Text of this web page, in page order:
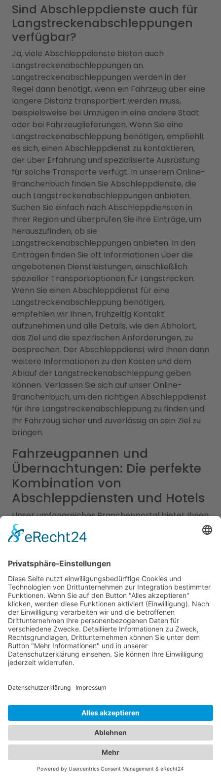
Sind Abschleppdienste auch für
Langstreckenabschleppungen
verfügbar?
Ja, viele Abschleppdienste bieten auch
Langstreckenabschleppungen an.
Langstreckenabschleppungen werden in der
Regel dann benötigt, wenn ein Fahrzeug über eine
längere Distanz transportiert werden muss,
beispielsweise bei Umzügen in eine andere Stadt
oder bei Fahrzeuglieferungen. Wenn Sie eine
Langstreckenabschleppung benötigen, empfiehlt
es sich, einen Abschleppdienst zu kontaktieren,
der über Erfahrung und spezialisierte Ausrüstung
für solche Transporte verfügt. In unserem Online-
Branchenbuch finden Sie Abschleppdienste, die
auch Langstreckenabschleppungen anbieten.
Suchen Sie einfach nach Abschleppdiensten in
Ihrer Region und überprüfen Sie ihre Einträge, um
herauszufinden, ob sie
Langstreckenabschleppungen anbieten. In den
Einträgen finden Sie oft Informationen über die
angebotenen Dienstleistungen, einschließlich
spezieller Transportoptionen für Langstrecken.
Wenn Sie einen Abschleppdienst für eine
Langstreckenabschleppung benötigen,
empfehlen wir Ihnen, frühzeitig Kontakt
aufzunehmen und alle Details, wie den Abholort,
das Ziel und die spezifischen Anforderungen, zu
besprechen. Der Abschleppdienst wird Ihnen dann
weitere Informationen zu den Kosten und dem
Ablauf der Langstreckenabschleppung geben
können. Verlassen Sie sich auf unser Online-
Branchenbuch, um den richtigen Abschleppdienst
für Ihre Langstreckenabschleppung zu finden und
Ihr Fahrzeug sicher und zuverlässig an sein Ziel zu
bringen.
Fahrzeugpannen und
Übernachtungen: Die perfekte
Kombination von
Abschleppdiensten und Hotels
Unser umfangreiches Branchenportal bietet Ihnen
nicht nur alle Informationen zu zuverlässigen
Abschleppdiensten, sondern auch eine Vielzahl an
einemHotel Gablingen. Wir verstehen, dass sowohl
die Sicherheit Ihres Fahrzeugs als auch der
Komfort Ihrer Unterkunft von großer Bedeutung
sind. Entdecken Sie eine breite Auswahl an Hotels
in verschiedenen Preiskategorien und für
unterschiedliche Bedürfnisse. Von luxuriösen 5-
Sterne-Hotels bis hin zu gemütlichen Bed &
Breakfasts - in unserem Branchenportal finden Sie
detaillierte Informationen zu Ausstattung, Lage,
Preisen und Verfügbarkeiten, um Ihre ideale
Ihnen umfassende Informationen über
zuverlässige Abschleppdienste in Ihrer Region.
Egal, ob Sie eine Panne haben, Ihr Fahrzeug
abgeschleppt werden muss oder Sie eine Bergung
benötigen - unsere Datenbank enthält
Kontaktdaten und Bewertungen von
vertrauenswürdigen Abschleppdiensten, um Ihnen
im Notfall schnell und effizient zu helfen. Unser